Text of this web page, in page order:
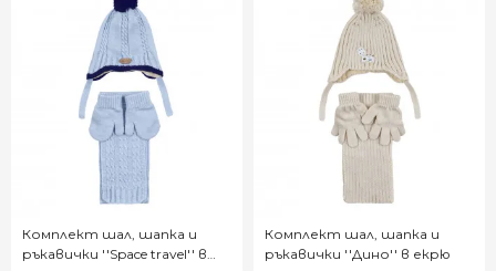
Комплект шал, шапка и
ръкавички ''Space travel'' в
Комплект шал, шапка и
ръкавички ''Дино'' в екрю